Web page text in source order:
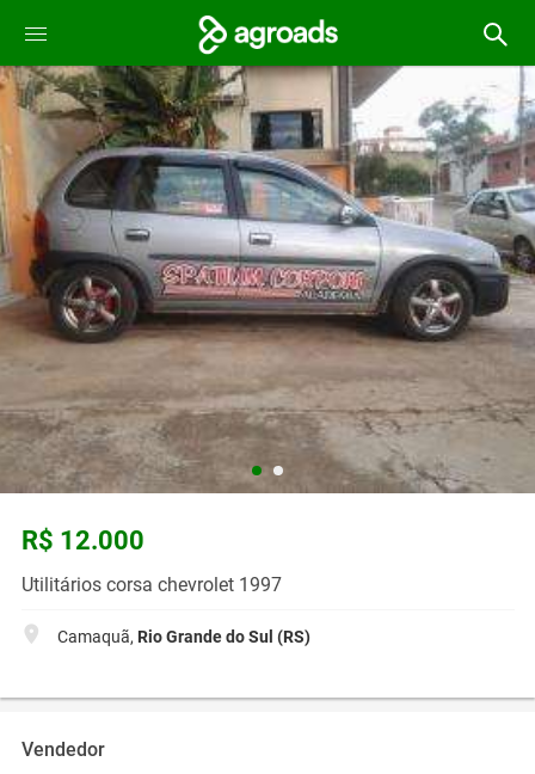
R$ 12.000
Utilitários corsa chevrolet 1997
Camaquã, Rio Grande do Sul (RS)
Vendedor